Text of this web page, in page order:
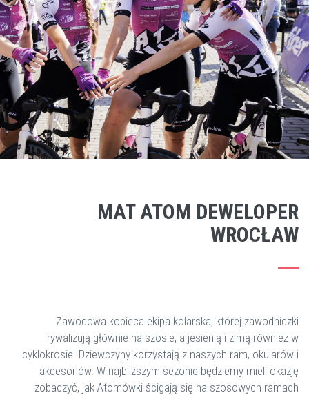
MAT ATOM DEWELOPER
WROCŁAW
Zawodowa kobieca ekipa kolarska, której zawodniczki
rywalizują głównie na szosie, a jesienią i zimą również w
cyklokrosie. Dziewczyny korzystają z naszych ram, okularów i
akcesoriów. W najbliższym sezonie będziemy mieli okazję
zobaczyć, jak Atomówki ścigają się na szosowych ramach